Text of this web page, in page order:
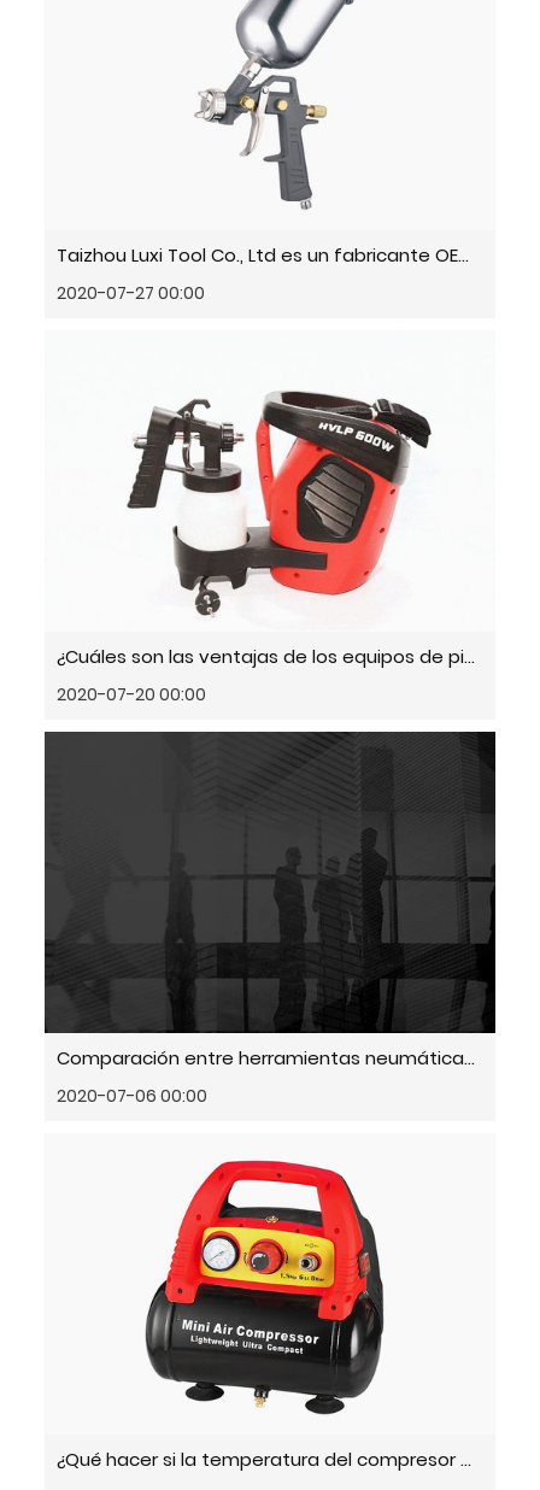
Taizhou Luxi Tool Co., Ltd es un fabricante OEM de herramientas neumáticas
2020-07-27 00:00
¿Cuáles son las ventajas de los equipos de pintura automática?
2020-07-20 00:00
Comparación entre herramientas neumáticas y herramientas eléctricas
2020-07-06 00:00
¿Qué hacer si la temperatura del compresor de aire es demasiado alta?